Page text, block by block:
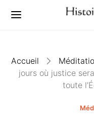
Accueil
jours où justice
toute